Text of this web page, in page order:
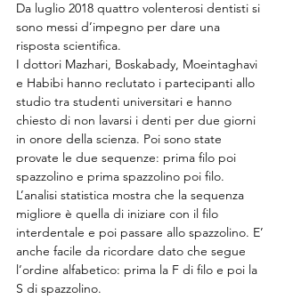
Da luglio 2018 quattro volenterosi dentisti si
sono messi d’impegno per dare una
risposta scientifica.
I dottori Mazhari, Boskabady, Moeintaghavi
e Habibi hanno reclutato i partecipanti allo
studio tra studenti universitari e hanno
chiesto di non lavarsi i denti per due giorni
in onore della scienza. Poi sono state
provate le due sequenze: prima filo poi
spazzolino e prima spazzolino poi filo.
L’analisi statistica mostra che la sequenza
migliore è quella di iniziare con il filo
interdentale e poi passare allo spazzolino. E’
anche facile da ricordare dato che segue
l’ordine alfabetico: prima la F di filo e poi la
S di spazzolino.